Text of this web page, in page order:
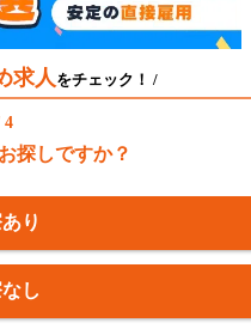
求人をチェック！ /
4
探しですか？
り
し